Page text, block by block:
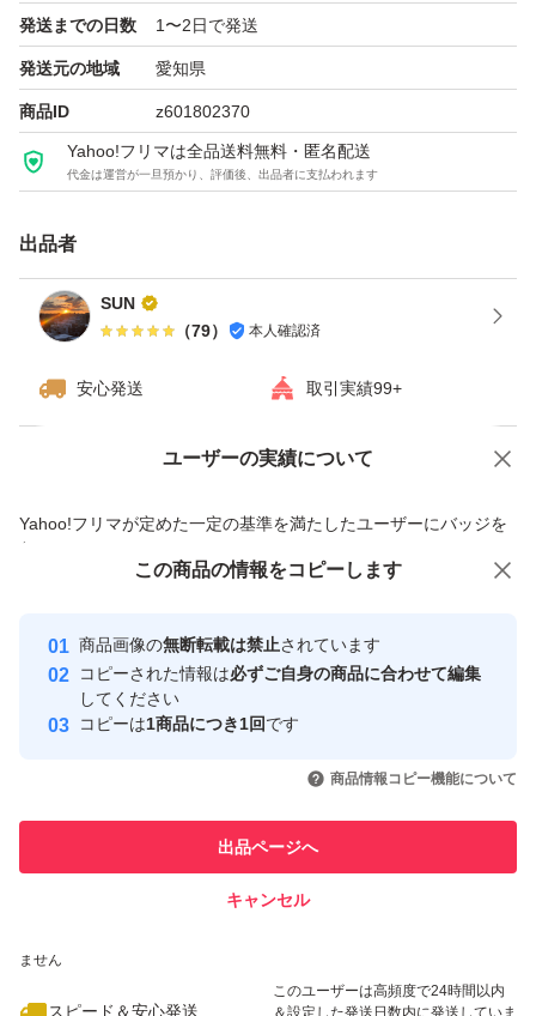
発送までの日数 1〜2日で発送
発送元の地域 愛知県
商品ID z601802370
Yahoo!フリマは全品送料無料・匿名配送
代金は運営が一旦預かり、評価後、出品者に支払われます
出品者
SUN
（79） 本人確認済
安心発送 取引実績99+
ユーザーの実績について
Yahoo!フリマが定めた一定の基準を満たしたユーザーにバッジを
付与しています
安心取引出品者
心・安全なユーザーです
取引実績
引を完了させた実績があります
での取引実績があります
ません
スピード＆安心発送
このユーザーは高頻度で24時間以内
＆設定した発送日数内に発送していま
価格の相談 商品への質問
この商品の情報をコピーします
商品画像の無断転載は禁止されています
コピーされた情報は必ずご自身の商品に合わせて編集
してください
コピーは1商品につき1回です
商品情報コピー機能について
出品ページへ
キャンセル
この商品をみている人にオススメ